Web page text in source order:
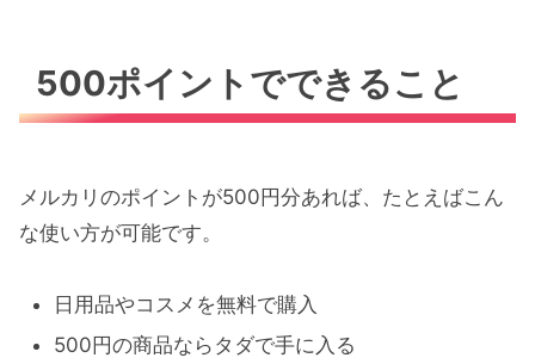
500ポイントでできること
メルカリのポイントが500円分あれば、たとえばこん
な使い方が可能です。
日用品やコスメを無料で購入
500円の商品ならタダで手に入る